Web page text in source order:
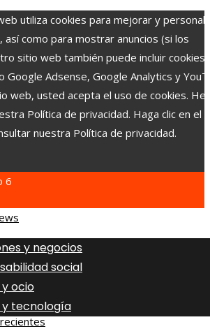
utiliza cookies para mejorar y
así como para mostrar anuncios (si los
sitio web también puede incluir cookies
Google Adsense, Google Analytics y
web, usted acepta el uso de cookies.
Política de privacidad. Haga clic en el
nuestra Política de privacidad.
6
y negocios
social
ocio
y tecnología